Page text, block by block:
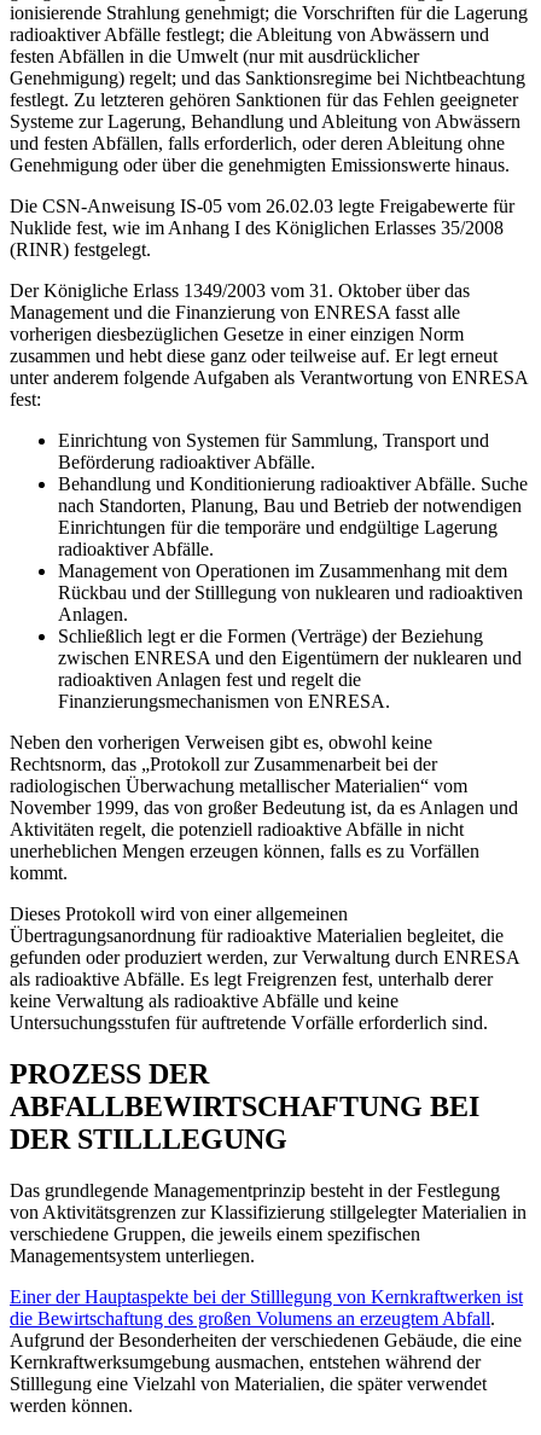
ionisierende Strahlung genehmigt; die Vorschriften für die Lagerung
radioaktiver Abfälle festlegt; die Ableitung von Abwässern und
festen Abfällen in die Umwelt (nur mit ausdrücklicher
Genehmigung) regelt; und das Sanktionsregime bei Nichtbeachtung
festlegt. Zu letzteren gehören Sanktionen für das Fehlen geeigneter
Systeme zur Lagerung, Behandlung und Ableitung von Abwässern
und festen Abfällen, falls erforderlich, oder deren Ableitung ohne
Genehmigung oder über die genehmigten Emissionswerte hinaus.
Die CSN-Anweisung IS-05 vom 26.02.03 legte Freigabewerte für
Nuklide fest, wie im Anhang I des Königlichen Erlasses 35/2008
(RINR) festgelegt.
Der Königliche Erlass 1349/2003 vom 31. Oktober über das
Management und die Finanzierung von ENRESA fasst alle
vorherigen diesbezüglichen Gesetze in einer einzigen Norm
zusammen und hebt diese ganz oder teilweise auf. Er legt erneut
unter anderem folgende Aufgaben als Verantwortung von ENRESA
fest:
Einrichtung von Systemen für Sammlung, Transport und
Beförderung radioaktiver Abfälle.
Behandlung und Konditionierung radioaktiver Abfälle. Suche
nach Standorten, Planung, Bau und Betrieb der notwendigen
Einrichtungen für die temporäre und endgültige Lagerung
radioaktiver Abfälle.
Management von Operationen im Zusammenhang mit dem
Rückbau und der Stilllegung von nuklearen und radioaktiven
Anlagen.
Schließlich legt er die Formen (Verträge) der Beziehung
zwischen ENRESA und den Eigentümern der nuklearen und
radioaktiven Anlagen fest und regelt die
Finanzierungsmechanismen von ENRESA.
Neben den vorherigen Verweisen gibt es, obwohl keine
Rechtsnorm, das „Protokoll zur Zusammenarbeit bei der
radiologischen Überwachung metallischer Materialien“ vom
November 1999, das von großer Bedeutung ist, da es Anlagen und
Aktivitäten regelt, die potenziell radioaktive Abfälle in nicht
unerheblichen Mengen erzeugen können, falls es zu Vorfällen
kommt.
Dieses Protokoll wird von einer allgemeinen
Übertragungsanordnung für radioaktive Materialien begleitet, die
gefunden oder produziert werden, zur Verwaltung durch ENRESA
als radioaktive Abfälle. Es legt Freigrenzen fest, unterhalb derer
keine Verwaltung als radioaktive Abfälle und keine
Untersuchungsstufen für auftretende Vorfälle erforderlich sind.
PROZESS DER
ABFALLBEWIRTSCHAFTUNG BEI
DER STILLLEGUNG
Das grundlegende Managementprinzip besteht in der Festlegung
von Aktivitätsgrenzen zur Klassifizierung stillgelegter Materialien in
verschiedene Gruppen, die jeweils einem spezifischen
Managementsystem unterliegen.
Einer der Hauptaspekte bei der Stilllegung von Kernkraftwerken ist
die Bewirtschaftung des großen Volumens an erzeugtem Abfall.
Aufgrund der Besonderheiten der verschiedenen Gebäude, die eine
Kernkraftwerksumgebung ausmachen, entstehen während der
Stilllegung eine Vielzahl von Materialien, die später verwendet
werden können.